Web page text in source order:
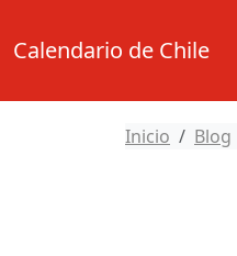
Calendario de Chile
Inicio Blog